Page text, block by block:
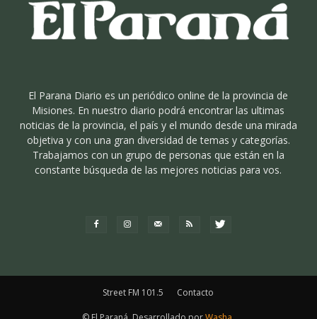
El Parana Diario es un periódico online de la provincia de
Misiones. En nuestro diario podrá encontrar las ultimas
noticias de la provincia, el país y el mundo desde una mirada
objetiva y con una gran diversidad de temas y categorías.
Trabajamos con un grupo de personas que están en la
constante búsqueda de las mejores noticias para vos.
Street FM 101.5 Contacto